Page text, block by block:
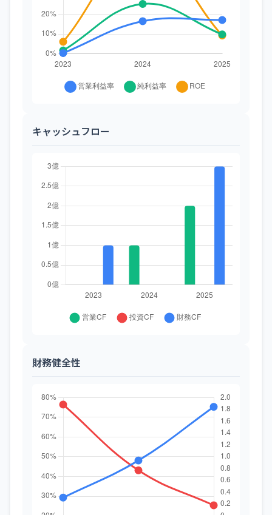
キャッシュフロー
財務健全性